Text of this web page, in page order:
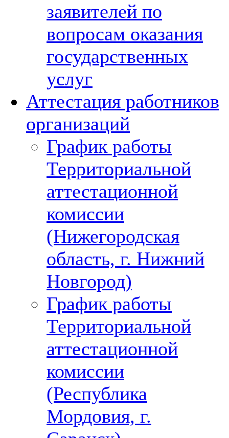
заявителей по
вопросам оказания
государственных
услуг
Аттестация работников
организаций
График работы
Территориальной
аттестационной
комиссии
(Нижегородская
область, г. Нижний
Новгород)
График работы
Территориальной
аттестационной
комиссии
(Республика
Мордовия, г.